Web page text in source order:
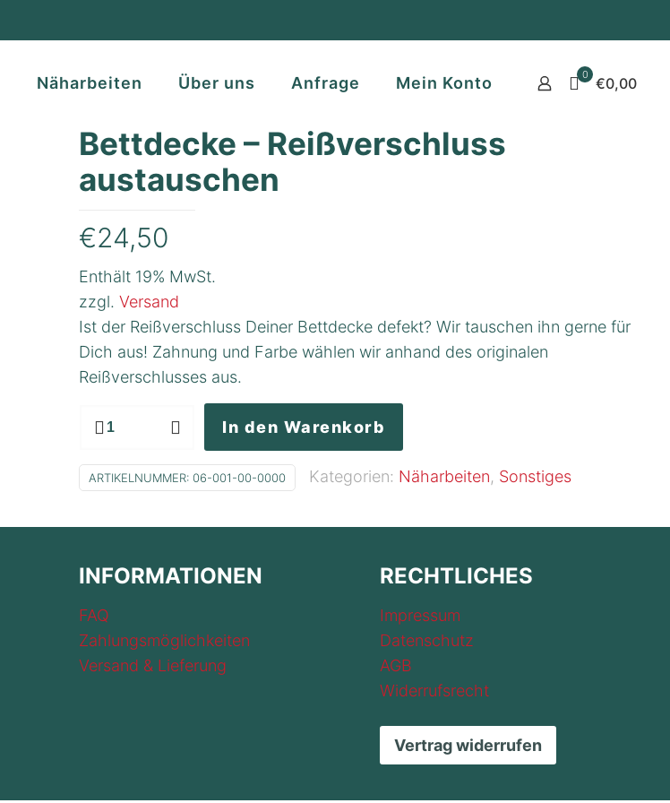
Näharbeiten Über uns Anfrage Mein Konto 0 €0,00
Bettdecke – Reißverschluss
austauschen
€24,50
Enthält 19% MwSt.
zzgl. Versand
Ist der Reißverschluss Deiner Bettdecke defekt? Wir tauschen ihn gerne für
Dich aus! Zahnung und Farbe wählen wir anhand des originalen
Reißverschlusses aus.
Reißverschluss
austauschen
In den Warenkorb
ARTIKELNUMMER: 06-001-00-0000 Kategorien: Näharbeiten, Sonstiges
INFORMATIONEN
FAQ
Zahlungsmöglichkeiten
Versand & Lieferung
RECHTLICHES
Impressum
Datenschutz
AGB
Widerrufsrecht
Vertrag widerrufen